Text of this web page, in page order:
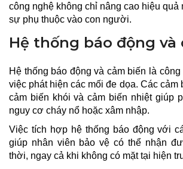
công nghệ không chỉ nâng cao hiệu quả
sự phụ thuộc vào con người.
Hệ thống báo động và
Hệ thống báo động và cảm biến là
việc phát hiện các mối đe dọa. Các cảm
cảm biến khói và cảm biến nhiệt giúp
nguy cơ cháy nổ hoặc xâm nhập.
Việc tích hợp hệ thống báo động với
giúp nhân viên bảo vệ có thể nhận
thời, ngay cả khi không có mặt tại hiện